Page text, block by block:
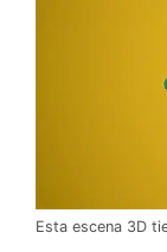
Esta escena 3D